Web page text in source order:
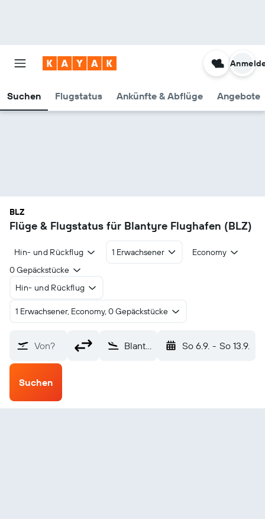
Suchen Flugstatus Ankünfte & Abflüge Angebote
BLZ
Flüge & Flugstatus für Blantyre Flughafen (BLZ)
Hin- und Rückflug 1 Erwachsener
Economy
0 Gepäckstücke
Hin- und Rückflug
1 Erwachsener, Economy, 0 Gepäckstücke
Von? Blantyre (BLZ) So 6.9. - So 13.9.
Suchen